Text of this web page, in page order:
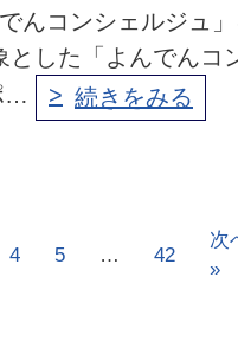
んコンシェルジュ
とした「よんでんコ
…
続きをみる
4 5 … 42
次
»